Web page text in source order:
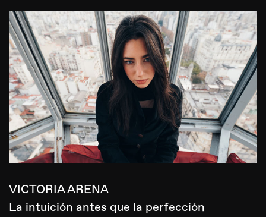
VICTORIA ARENA
La intuición antes que la perfección